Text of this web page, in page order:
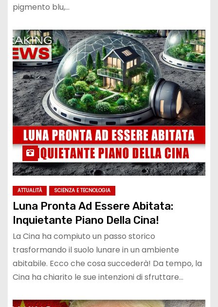
pigmento blu,…
ATTUALITÀ SCIENZA E TECNOLOGIA
Luna Pronta Ad Essere Abitata:
Inquietante Piano Della Cina!
La Cina ha compiuto un passo storico
trasformando il suolo lunare in un ambiente
abitabile. Ecco che cosa succederà! Da tempo, la
Cina ha chiarito le sue intenzioni di sfruttare…